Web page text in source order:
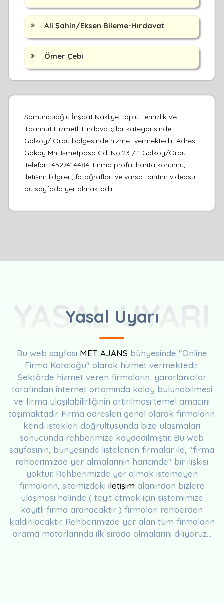
Ali Şahin/Eksen Bileme-Hırdavat
Ömer Çebi
Somuncuoğlu İnşaat Nakliye Toplu Temizlik Ve
Taahhüt Hizmetl, Hirdavatçilar kategorisinde
Gölköy/ Ordu bölgesinde hizmet vermektedir. Adres:
Gököy Mh. Ismetpasa Cd. No:23 / 1 Gölköy/Ordu.
Telefon: 4527414484. Firma profili, harita konumu,
iletişim bilgileri, fotoğrafları ve varsa tanıtım videosu
bu sayfada yer almaktadır.
Yasal Uyarı
YASAL UYARI
Bu web sayfası MET AJANS bünyesinde "Online
Firma Kataloğu" olarak hizmet vermektedir.
Sektörde hizmet veren firmaların, yararlanıcılar
tarafından internet ortamında kolay bulunabilmesi
ve firma ulaşılabilirliğinin artırılması temel amacını
taşımaktadır. Firma adresleri genel olarak firmaların
kendi istekleri doğrultusunda bize ulaşmaları
sonucunda rehberimize kaydedilmiştir. Bu web
sayfasının; bünyesinde listelenen firmalar ile, "firma
rehberimizde yer almalarının haricinde" bir ilişkisi
yoktur. Rehberimizde yer almak istemeyen
firmaların, sitemizdeki iletişim alanından bizlere
ulaşması halinde ( teyit etmek için sistemimize
kayıtlı firma aranacaktır ) firmaları rehberden
kaldırılacaktır. Rehberimizde yer alan tüm firmaların
arama motorlarında ilk sırada olmalarını diliyoruz...